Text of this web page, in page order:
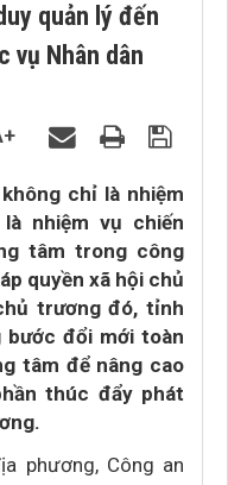
quản lý đến
vụ Nhân dân
chỉ là nhiệm
nhiệm vụ chiến
tâm trong công
quyền xã hội chủ
trương đó, tỉnh
bước đổi mới toàn
tâm để nâng cao
thúc đẩy phát
phương, Công an